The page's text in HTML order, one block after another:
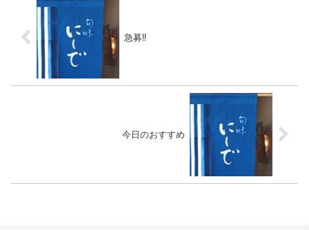
急募‼️
今日のおすすめ